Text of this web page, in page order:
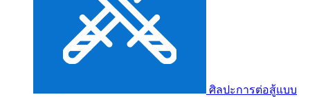
ศิลปะการต่อสู้แบบ